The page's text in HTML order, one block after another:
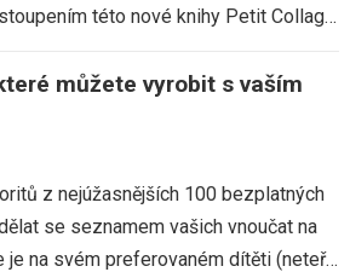
této nové knihy Petit Collage,
můžete vyrobit s vaším
z nejúžasnějších 100 bezplatných
se seznamem vašich vnoučat na
je na svém preferovaném dítěti (neteř,